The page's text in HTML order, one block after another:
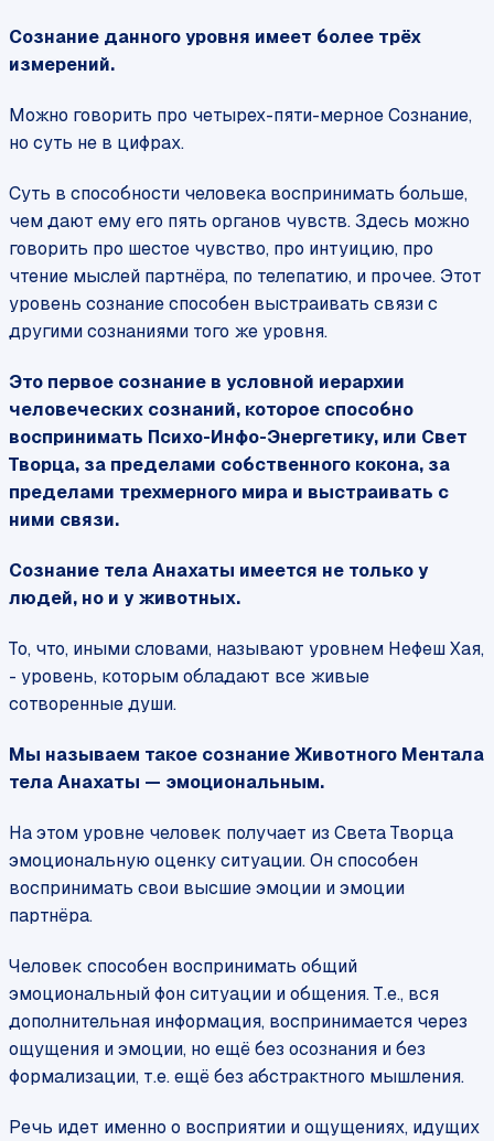
Сознание данного уровня имеет более трёх
измерений.
Можно говорить про четырех-пяти-мерное Сознание,
но суть не в цифрах.
Суть в способности человека воспринимать больше,
чем дают ему его пять органов чувств. Здесь можно
говорить про шестое чувство, про интуицию, про
чтение мыслей партнёра, по телепатию, и прочее. Этот
уровень сознание способен выстраивать связи с
другими сознаниями того же уровня.
Это первое сознание в условной иерархии
человеческих сознаний, которое способно
воспринимать Психо-Инфо-Энергетику, или Свет
Творца, за пределами собственного кокона, за
пределами трехмерного мира и выстраивать с
ними связи.
Сознание тела Анахаты имеется не только у
людей, но и у животных.
То, что, иными словами, называют уровнем Нефеш Хая,
- уровень, которым обладают все живые
сотворенные души.
Мы называем такое сознание Животного Ментала
тела Анахаты — эмоциональным.
На этом уровне человек получает из Света Творца
эмоциональную оценку ситуации. Он способен
воспринимать свои высшие эмоции и эмоции
партнёра.
Человек способен воспринимать общий
эмоциональный фон ситуации и общения. Т.е., вся
дополнительная информация, воспринимается через
ощущения и эмоции, но ещё без осознания и без
формализации, т.е. ещё без абстрактного мышления.
Речь идет именно о восприятии и ощущениях, идущих